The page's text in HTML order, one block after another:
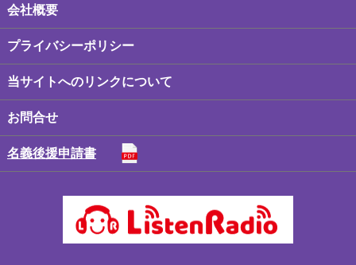
会社概要
プライバシーポリシー
当サイトへのリンクについて
お問合せ
名義後援申請書